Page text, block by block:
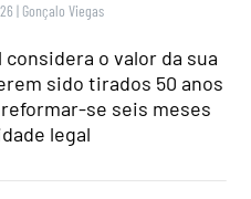
| Gonçalo Viegas
o valor da sua
sido tirados 50 anos
se seis meses
legal